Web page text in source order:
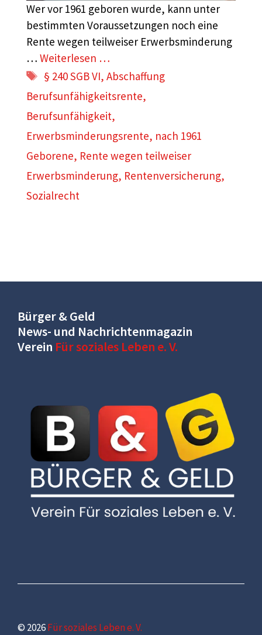
Wer vor 1961 geboren wurde, kann unter
bestimmten Voraussetzungen noch eine
Rente wegen teilweiser Erwerbsminderung
… Weiterlesen …
Schlagwörter
§ 240 SGB VI,Abschaffung
Berufsunfähigkeitsrente,
Berufsunfähigkeit,
Erwerbsminderungsrente, nach 1961
Geborene, Rente wegen teilweiser
Erwerbsminderung, Rentenversicherung,
Sozialrecht
Bürger & Geld
News- und Nachrichtenmagazin
Verein Für soziales Leben e. V.
© 2026Für soziales Leben e. V.